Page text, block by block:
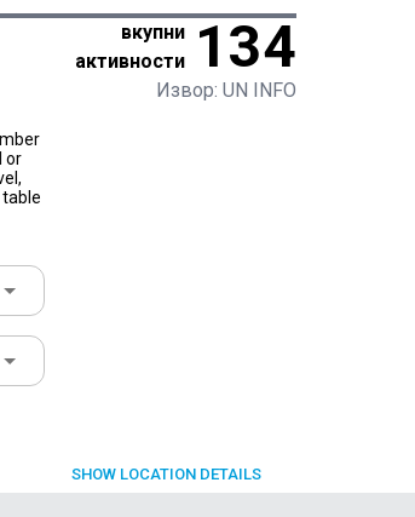
вкупни
активности
134
Извор: UN INFO
or
SHOW LOCATION DETAILS